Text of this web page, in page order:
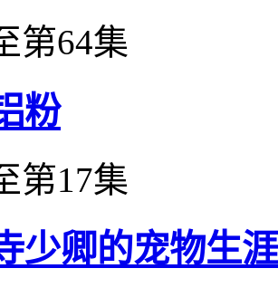
第64集
粉
第17集
少卿的宠物生涯